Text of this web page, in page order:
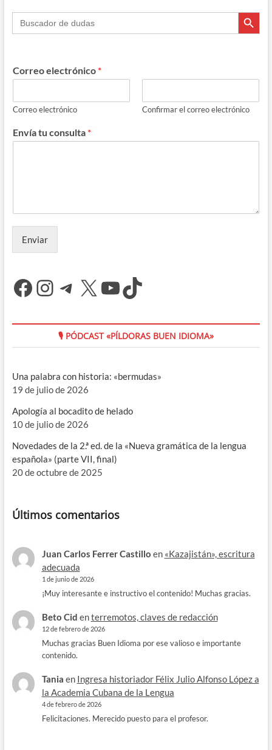
Buscar: Botón de
Correo electrónico *
Correo electrónico Confirmar el correo electrónico
Envía tu consulta *
Enviar
Facebook
Instagram
Telegram
X YouTube
TikTok
🎙 PÓDCAST «PÍLDORAS BUEN IDIOMA»
Una palabra con historia: «bermudas»
19 de julio de 2026
Apología al bocadito de helado
10 de julio de 2026
Novedades de la 2.ª ed. de la «Nueva gramática de la lengua
española» (parte VII, final)
20 de octubre de 2025
Últimos comentarios
Juan Carlos Ferrer Castillo en «Kazajistán», escritura
adecuada
1 de junio de 2026
¡Muy interesante e instructivo el contenido! Muchas gracias.
Beto Cid enterremotos, claves de redacción
12 de febrero de 2026
Muchas gracias Buen Idioma por ese valioso e importante
contenido.
Tania en Ingresa historiador Félix Julio Alfonso López a
la Academia Cubana de la Lengua
4 de febrero de 2026
Felicitaciones. Merecido puesto para el profesor.